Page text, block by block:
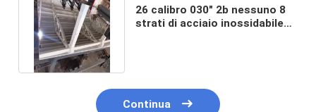
26 calibro 030" 2b nessuno 8
strati di acciaio inossidabile
Continua